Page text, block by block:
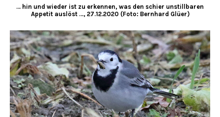
… hin und wieder ist zu erkennen, was den schier unstillbaren
Appetit auslöst …, 27.12.2020 (Foto: Bernhard Glüer)